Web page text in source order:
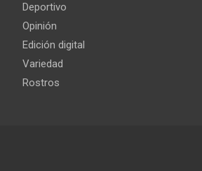
Deportivo
Opinión
Edición digital
Variedad
Rostros